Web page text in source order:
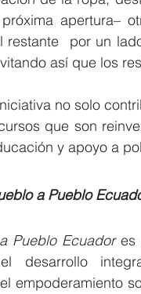
apertura–
restante  por un
así que los
no solo
que son
y apoyo a
a Pueblo
Pueblo Ecuador es
desarrollo
empoderamiento